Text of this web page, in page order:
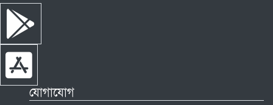
যোগাযোগ